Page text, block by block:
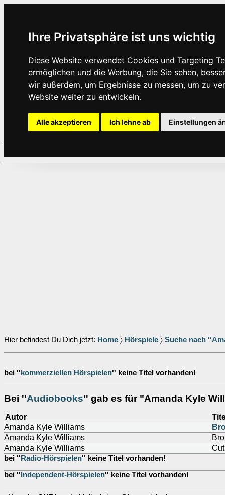
Ihre Privatsphäre ist uns wichtig
Diese Website verwendet Cookies und Targeting
ermöglichen und die Werbung, die Sie sehen,
wir außerdem, um Ergebnisse zu messen, um zu
Website weiter zu entwickeln.
Alle akzeptieren Ich lehne ab Einstellungen
Hier befindest Du Dich jetzt: Home 〉 Hörspiele 〉 Suche nach
bei '' kommerziellen Hörspielen'' keine Titel vorhanden!
Bei ''Audiobooks'' gab es für "Amanda Kyle
Autor
Amanda Kyle Williams
Amanda Kyle Williams
Amanda Kyle Williams
Cut
bei '' Radio-Hörspielen'' keine Titel vorhanden!
bei '' Independent-Hörspielen'' keine Titel vorhanden!